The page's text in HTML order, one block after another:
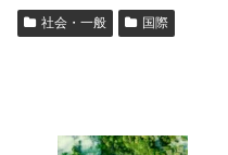
社会・一般 国際